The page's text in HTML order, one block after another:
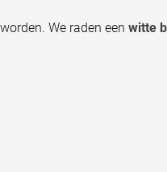
We raden een witte